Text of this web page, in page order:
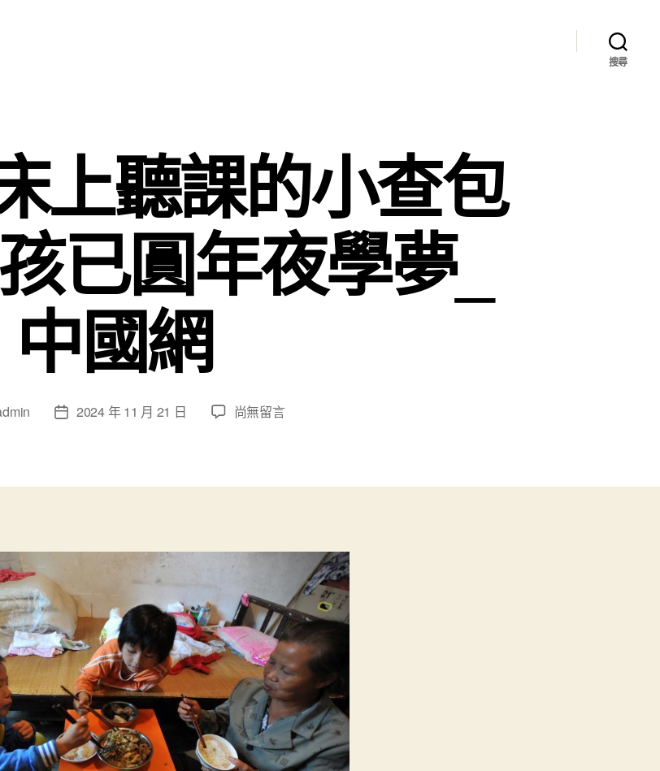
搜尋
上聽課的小查包
已圓年夜學夢_
中國網
文
日
2024 年 11 月 21 日
在
在
聽
課
小
查
包
養
心
得
女
孩
已
尚無留言